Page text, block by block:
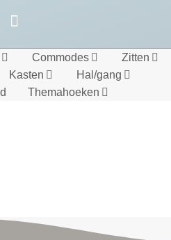
Commodes
Zitten
Kasten
Hal/gang
Themahoeken